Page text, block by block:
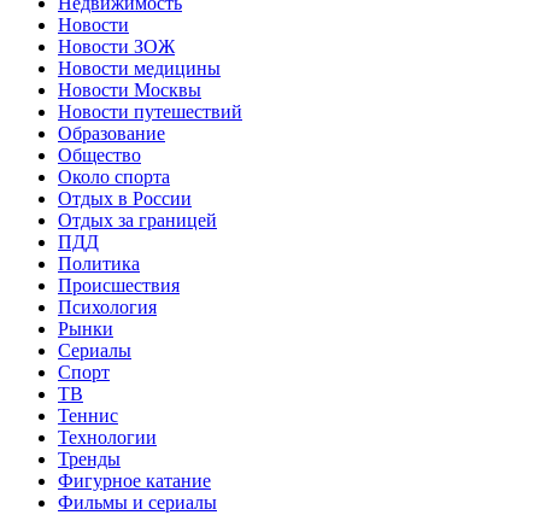
Новости
Новости ЗОЖ
Новости медицины
Новости Москвы
Новости путешествий
Образование
Общество
Около спорта
Отдых в России
Отдых за границей
ПДД
Политика
Происшествия
Психология
Рынки
Сериалы
Спорт
ТВ
Теннис
Технологии
Тренды
Фигурное катание
Фильмы и сериалы